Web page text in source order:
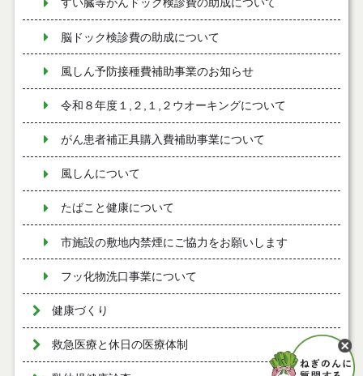
すい臓等がんドック検診費の助成について
脳ドック検診費の助成について
風しん予防接種費補助事業のお知らせ
令和８年度１,２,１,２ウオーキングについて
がん患者補正具購入費補助事業について
風しんについて
たばこと健康について
市施設の敷地内禁煙にご協力をお願いします
フッ化物洗口事業について
健康づくり
救急医療と休日の医療体制